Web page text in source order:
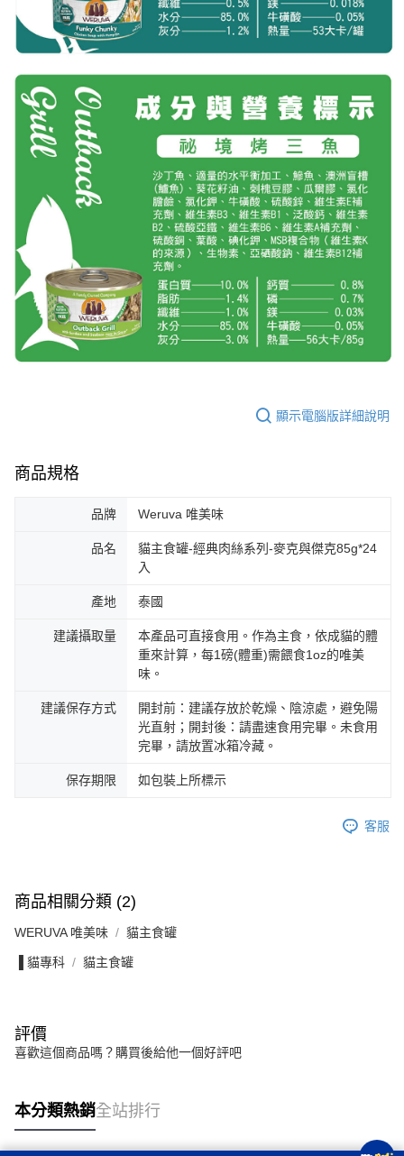
顯示電腦版詳細說明
商品規格
品牌 Weruva 唯美味
品名
貓主食罐-經典肉絲系列-麥克與傑克85g*24
入
產地 泰國
建議攝取量
本產品可直接食用。作為主食，依成貓的體
重來計算，每1磅(體重)需餵食1oz的唯美
味。
建議保存方式
開封前：建議存放於乾燥、陰涼處，避免陽
光直射；開封後：請盡速食用完畢。未食用
完畢，請放置冰箱冷藏。
保存期限 如包裝上所標示
客服
商品相關分類 (2)
WERUVA 唯美味 貓主食罐
▐ 貓專科 貓主食罐
評價
喜歡這個商品嗎？購買後給他一個好評吧
本分類熱銷全站排行